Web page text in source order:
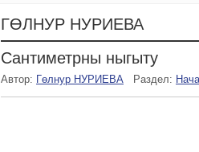
ГӨЛНУР НУРИЕВА
Сантиметрны ныгыту
Автор: Гөлнур НУРИЕВА Раздел: